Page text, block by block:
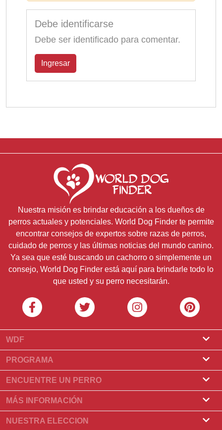
Debe identificarse
Debe ser identificado para comentar.
Ingresar
Nuestra misión es brindar educación a los dueños de
perros actuales y potenciales. World Dog Finder te permite
encontrar consejos de expertos sobre razas de perros,
cuidado de perros y las últimas noticias del mundo canino.
Ya sea que esté buscando un cachorro o simplemente un
consejo, World Dog Finder está aquí para brindarle todo lo
que usted y su perro necesitarán.
WDF
Sobre nosotros
¿Qué es World Dog Finder?
¿Qué asociaciones aceptamos?
Contacto
Nuestros socios
PROGRAMA
Programa de criadores
Programa para peluqueros
ENCUENTRE UN PERRO
Encontrar un criadero
Compre un perro
MÁS INFORMACIÓN
Razas
NUESTRA ELECCION